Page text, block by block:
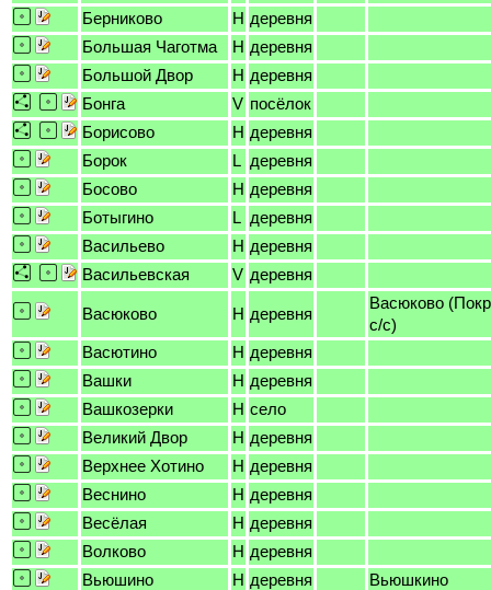
Берниково
H деревня
Большая Чаготма
H деревня
Большой Двор
H деревня
Бонга
V посёлок
Борисово
H деревня
Борок
L деревня
Босово
H деревня
Ботыгино
L деревня
Васильево
H деревня
Васильевская
V деревня
Васюково H деревня
Васюково
с/с)
Васютино
H деревня
Вашки
H деревня
Вашкозерки
H село
Великий Двор
H деревня
Верхнее Хотино
H деревня
Веснино
H деревня
Весёлая
H деревня
Волково
H деревня
Вьюшино
H деревня
Вьюшкино